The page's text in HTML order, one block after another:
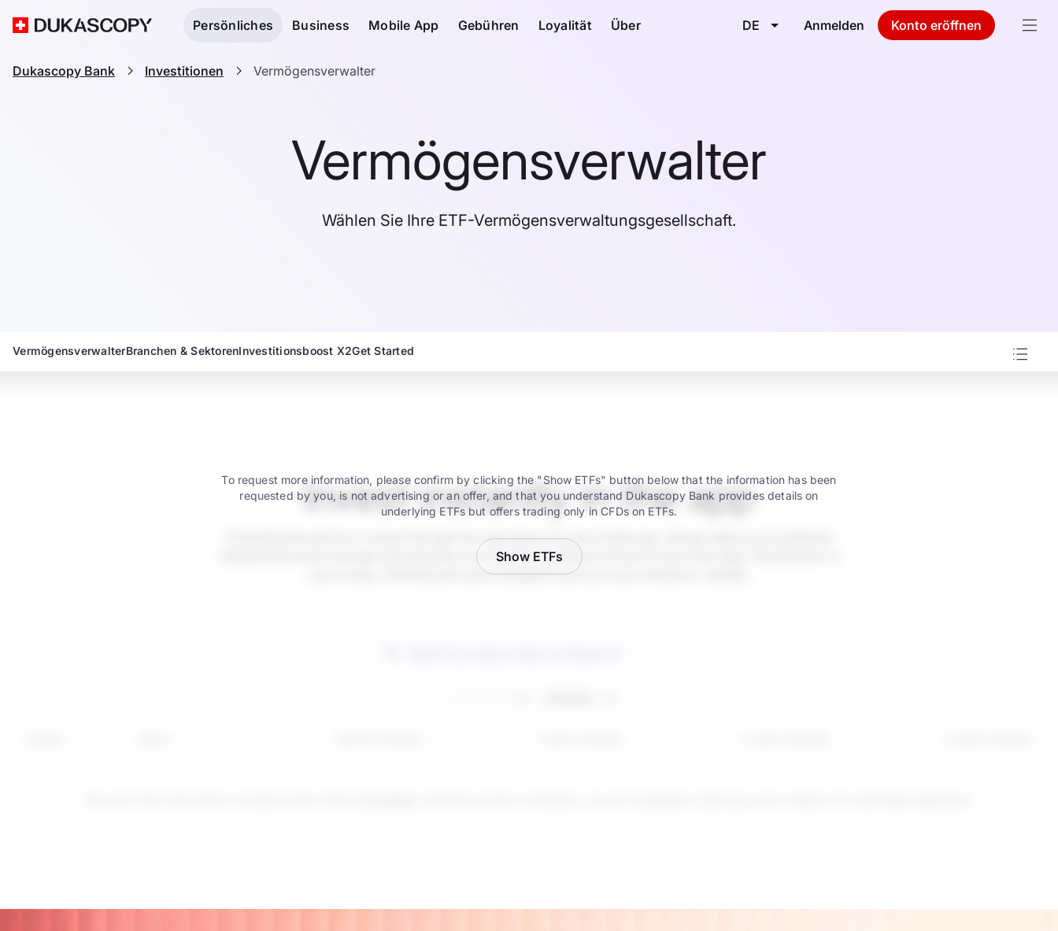
Persönliches Business Mobile App Gebühren Loyalität Über DE Anmelden Konto eröffnen
Dukascopy Bank Investitionen Vermögensverwalter
Vermögensverwalter
Wählen Sie Ihre ETF-Vermögensverwaltungsgesellschaft.
VermögensverwalterBranchen & SektorenInvestitionsboost X2Get Started
Invest instantly in the app
Activating the service is instant through the main bank account mobile app. Simply select your preferred
independent asset manager and allocate your desired investment amount in just a few taps. Deactivation is
just as easy, following the same straightforward process whenever needed.
To request more information, please confirm by clicking the "Show ETFs" button below that the information has been
requested by you, is not advertising or an offer, and that you understand Dukascopy Bank provides details on
underlying ETFs but offers trading only in CFDs on ETFs.
Show ETFs